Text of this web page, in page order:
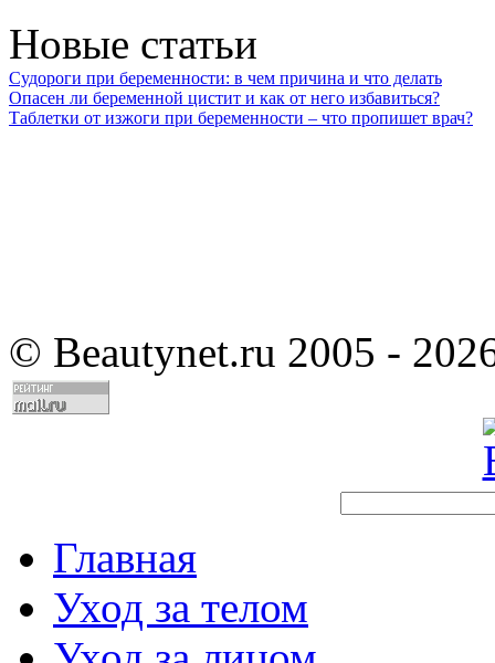
Новые статьи
Судороги при беременности: в чем причина и что делать
Опасен ли беременной цистит и как от него избавиться?
Таблетки от изжоги при беременности – что пропишет врач?
© Beautynet.ru 2005 -
Главная
Уход за телом